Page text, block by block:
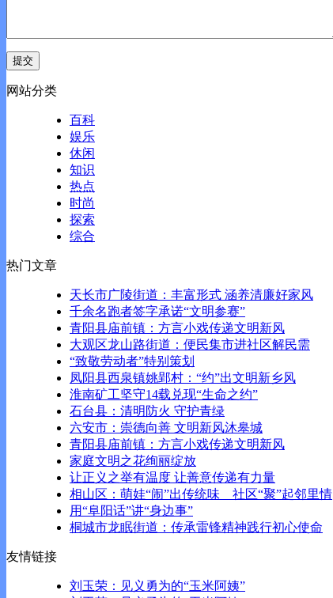
网站分类
百科
娱乐
休闲
知识
热点
时尚
探索
综合
热门文章
天长市广陵街道：丰富形式 涵养清廉好家风
千余名跑者签字承诺“文明参赛”
青阳县庙前镇：方言小戏传递文明新风
大观区龙山路街道：便民集市进社区解民需
“致敬劳动者”特别策划
凤阳县西泉镇姚郢村：“约”出文明新乡风
淮南矿工坚守14载兑现“生命之约”
石台县：清明防火 守护青绿
六安市：崇德向善 文明新风沐皋城
青阳县庙前镇：方言小戏传递文明新风
家庭文明之花绚丽绽放
让正义之举有温度 让善意传递有力量
相山区：萌娃“闹”出传统味 社区“聚”起邻里情‌
用“阜阳话”讲“身边事”
桐城市龙眠街道：传承雷锋精神践行初心使命
友情链接
刘玉荣：见义勇为的“玉米阿姨”